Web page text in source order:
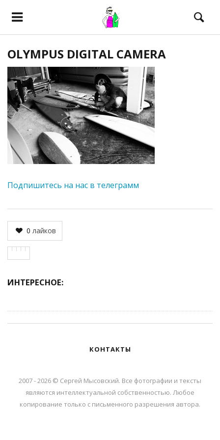
OLYMPUS DIGITAL CAMERA
Подпишитесь на нас в телеграмм
0 лайков
ИНТЕРЕСНОЕ:
КОНТАКТЫ
2007 - 2026 © Сергей Мысовский. Все фотографии и тексты
являются интеллектуальной собственностью. Любое
копирование только с письменного разрешения автора.